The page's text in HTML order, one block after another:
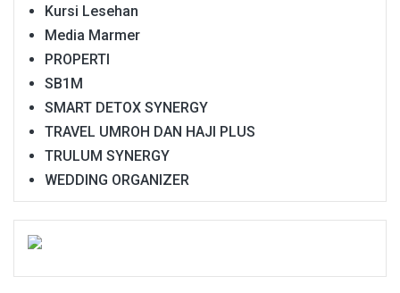
Kursi Lesehan
Media Marmer
PROPERTI
SB1M
SMART DETOX SYNERGY
TRAVEL UMROH DAN HAJI PLUS
TRULUM SYNERGY
WEDDING ORGANIZER